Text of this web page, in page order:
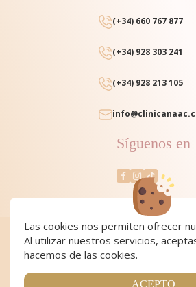
Las cookies nos permiten ofrecer
Al utilizar nuestros servicios,
hacemos de las cookies.
ACEPTO
(+34) 660 767 877
(+34) 928 303 241
(+34) 928 213 105
Síguenos en
Cookies| Cookies policy|Aviso Legal y
Condiciones de compra
Página realizada porWeb